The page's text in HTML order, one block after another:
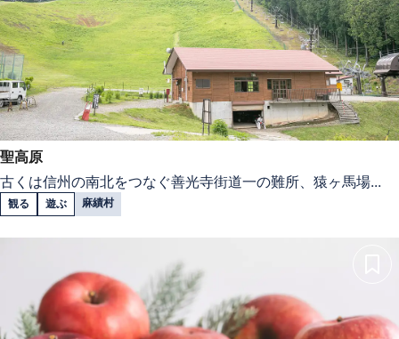
聖高原
古くは信州の南北をつなぐ善光寺街道一の難所、猿ヶ馬場...
観る 遊ぶ 麻績村